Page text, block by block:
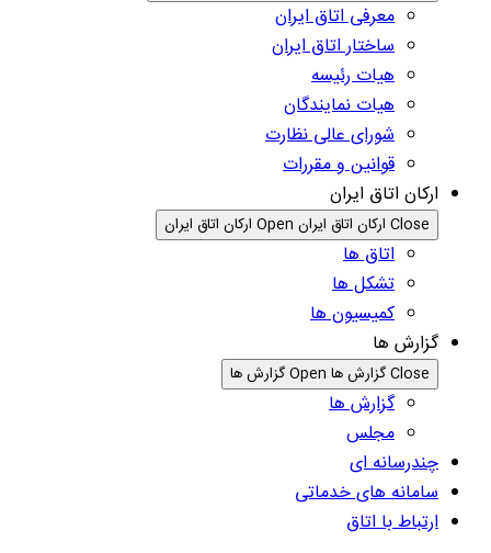
معرفی اتاق ایران
ساختار اتاق ایران
هیات رئیسه
هیات نمایندگان
شورای عالی نظارت
قوانین و مقررات
ارکان اتاق ایران
Close ارکان اتاق ایران Open ارکان اتاق ایران
اتاق ها
تشکل ها
کمیسیون ها
گزارش ها
Close گزارش ها Open گزارش ها
گزارش ها
مجلس
چندرسانه ای
سامانه های خدماتی
ارتباط با اتاق